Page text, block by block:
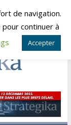
de navigation.
continuer à
Accepter